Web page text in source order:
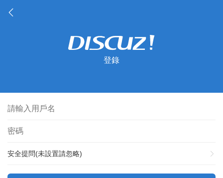
登錄
安全提問(未設置請忽略)